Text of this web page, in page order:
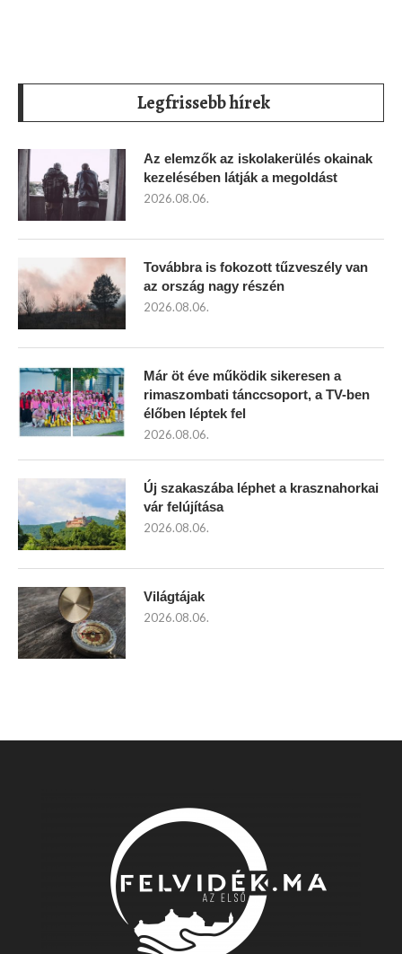
Legfrissebb hírek
Az elemzők az iskolakerülés okainak
kezelésében látják a megoldást
2026.08.06.
Továbbra is fokozott tűzveszély van
az ország nagy részén
2026.08.06.
Már öt éve működik sikeresen a
rimaszombati tánccsoport, a TV-ben
élőben léptek fel
2026.08.06.
Új szakaszába léphet a krasznahorkai
vár felújítása
2026.08.06.
Világtájak
2026.08.06.